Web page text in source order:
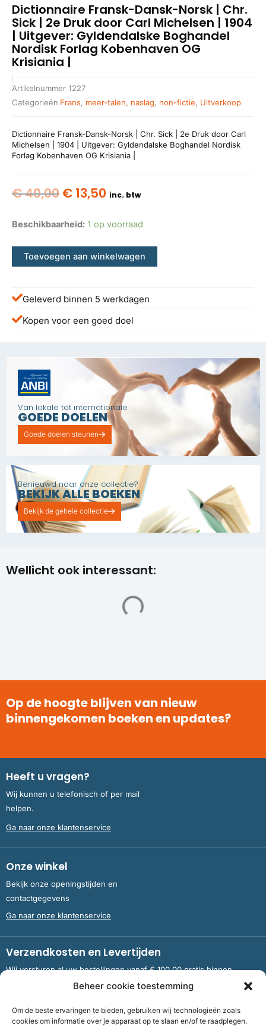
Beheer cookie toestemming
Om de beste ervaringen te bieden, gebruiken wij technologieën zoals
cookies om informatie over je apparaat op te slaan en/of te raadplegen.
Dictionnaire Fransk-Dansk-Norsk | Chr.
Sick | 2e Druk door Carl Michelsen | 1904
| Uitgever: Gyldendalske Boghandel
Nordisk Forlag Kobenhaven OG
Krisiania |
Artikelnummer 1227
Categorieën Frans meer-talen naslag non-fictie Uitverkoop
Dictionnaire Fransk-Dansk-Norsk | Chr. Sick | 2e Druk door Carl
Michelsen | 1904 | Uitgever: Gyldendalske Boghandel Nordisk
Forlag Kobenhaven OG Krisiania |
€40,00 Oorspronkelijke
was:
€ 13,50 Huidige
is:
inc. btw
Beschikbaarheid: 1 op voorraad
Toevoegen aan winkelwagen
Geleverd binnen 5 werkdagen
Kopen voor een goed doel
Van lokale tot internationale
GOEDE DOELEN
Goede doelen steunen
Benieuwd naar onze collectie?
BEKIJK ALLE BOEKEN
Bekijk de gehele collectie
Wellicht ook interessant:
Op de hoogte blijven van nieuw
binnengekomen boeken en updates?
Heeft u vragen?
Wij kunnen u telefonisch of per mail
helpen.
Ga naar onze klantenservice
Onze winkel
Bekijk onze openingstijden en
contactgegevens
Ga naar onze klantenservice
Verzendkosten en Levertijden
Wij versturen al uw bestellingen vanaf € 100,00 gratis binnen
Nederland en België.
Meer informatie over verzendkosten en levertijden